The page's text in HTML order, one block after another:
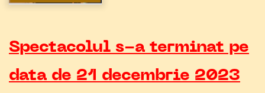
Spectacolul s-a terminat pe
data de 21 decembrie 2023